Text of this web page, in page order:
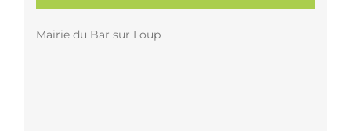
Mairie du Bar sur Loup